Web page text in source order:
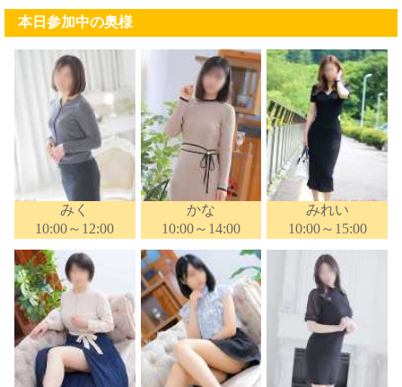
本日参加中の奥様
みく
10:00～12:00
かな
10:00～14:00
みれい
10:00～15:00